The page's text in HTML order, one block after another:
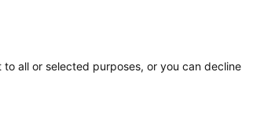
all or selected purposes, or you can decline